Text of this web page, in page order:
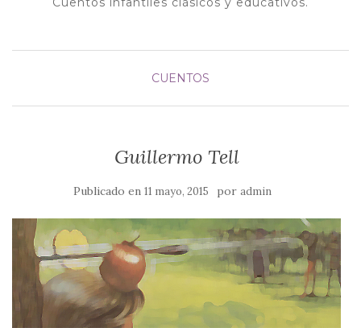
CUENTOS
Guillermo Tell
Publicado en 11 mayo, 2015 por admin